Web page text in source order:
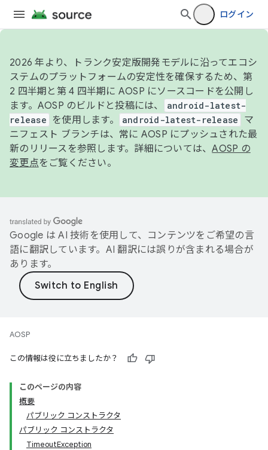
ログイン
2026 年より、トランク安定版開発モデルに沿ってエコシ
ステムのプラットフォームの安定性を確保するため、第
2 四半期と第 4 四半期に AOSP にソースコードを公開し
ます。AOSP のビルドと投稿には、
android-latest-
release
を使用します。 android-latest-release
マ
ニフェスト ブランチは、常に AOSP にプッシュされた最
新のリリースを参照します。詳細については、AOSP の
変更点をご覧ください。
Google は AI 技術を使用して、コンテンツをご希望の言
語に翻訳しています。AI 翻訳には誤りが含まれる場合が
あります。
AOSP
この情報は役に立ちましたか？
このページの内容
概要
パブリック コンストラクタ
パブリック コンストラクタ
TimeoutException